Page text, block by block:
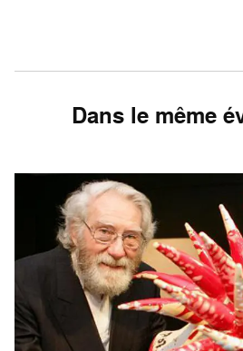
Dans le même